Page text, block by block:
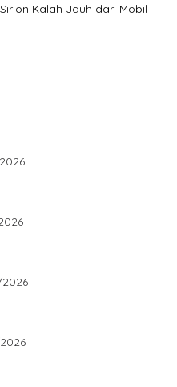
Kalah Jauh dari Mobil